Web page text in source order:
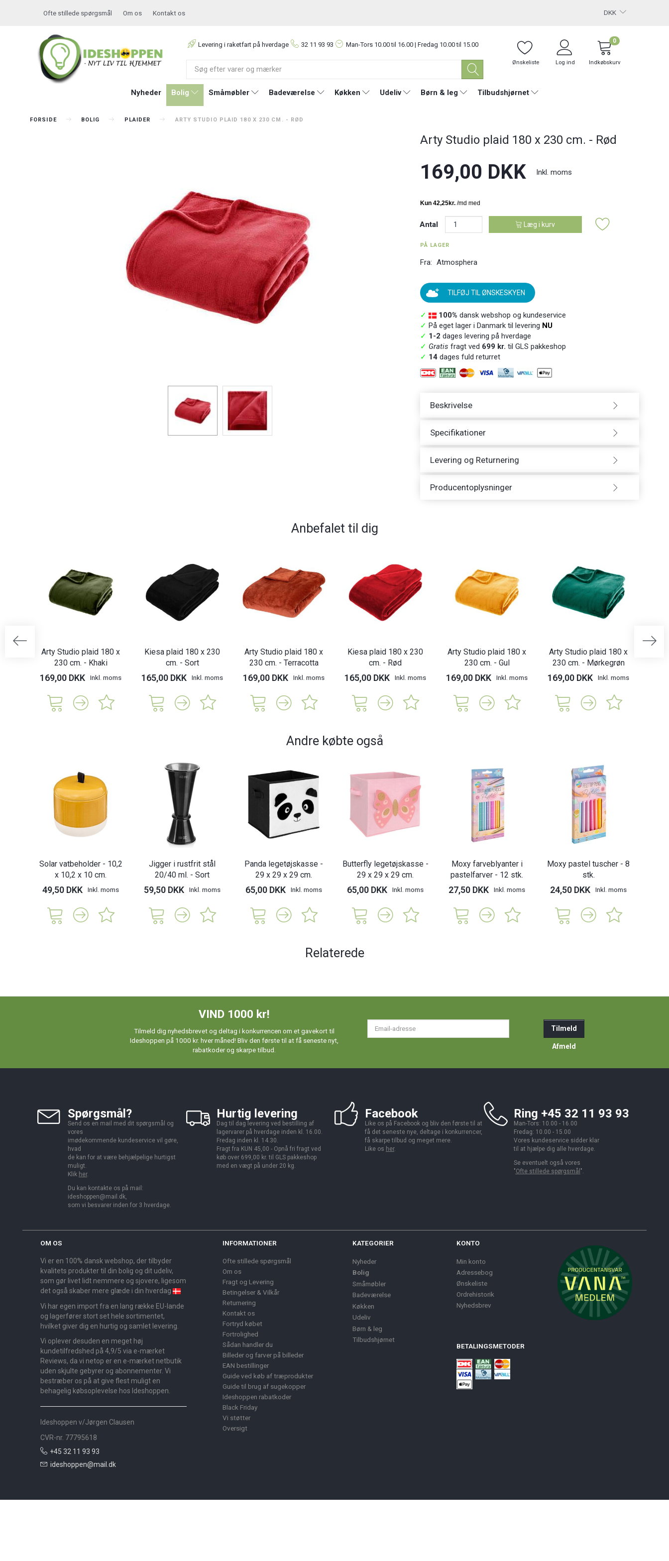
DKK
Ofte stillede spørgsmål Om os Kontakt os
Levering i raketfart på hverdage 32 11 93 93 Man-Tors 10.00 til 16.00 | Fredag 10.00 til 15.00
Ønskeliste Log ind Indkøbskurv
0
Nyheder Bolig Småmøbler Badeværelse Køkken Udeliv Børn & leg Tilbudshjørnet
FORSIDE BOLIG PLAIDER ARTY STUDIO PLAID 180 X 230 CM. - RØD
Arty Studio plaid 180 x 230 cm. - Rød
169,00 DKK Inkl. moms
Antal Læg i kurv
PÅ LAGER
Fra: Atmosphera
TILFØJ TIL ØNSKESKYEN
✓ 100% dansk webshop og kundeservice
✓ På eget lager i Danmark til levering NU
✓ 1-2 dages levering på hverdage
✓ Gratis fragt ved 699 kr. til GLS pakkeshop
✓ 14dages fuld returret
Beskrivelse
Specifikationer
Levering og Returnering
Producentoplysninger
Anbefalet til dig
Arty Studio plaid 180 x
230 cm. - Khaki
169,00 DKK Inkl. moms
Kiesa plaid 180 x 230
cm. - Sort
165,00 DKK Inkl. moms
Arty Studio plaid 180 x
230 cm. - Terracotta
169,00 DKK Inkl. moms
Kiesa plaid 180 x 230
cm. - Rød
165,00 DKK Inkl. moms
Arty Studio plaid 180 x
230 cm. - Gul
169,00 DKK Inkl. moms
Arty Studio plaid 180 x
230 cm. - Mørkegrøn
169,00 DKK Inkl. moms
Andre købte også
Solar vatbeholder - 10,2
x 10,2 x 10 cm.
49,50 DKK Inkl. moms
Jigger i rustfrit stål
20/40 ml. - Sort
59,50 DKK Inkl. moms
Panda legetøjskasse -
29 x 29 x 29 cm.
65,00 DKK Inkl. moms
Butterfly legetøjskasse -
29 x 29 x 29 cm.
65,00 DKK Inkl. moms
Moxy farveblyanter i
pastelfarver - 12 stk.
27,50 DKK Inkl. moms
Moxy pastel tuscher - 8
stk.
24,50 DKK Inkl. moms
Relaterede
VIND 1000 kr!
Tilmeld dig nyhedsbrevet og deltag i konkurrencen om et gavekort til
Ideshoppen på 1000 kr. hver måned! Bliv den første til at få seneste nyt,
rabatkoder og skarpe tilbud.
Tilmeld
Afmeld
Spørgsmål?
Send os en mail med dit spørgsmål og
vores
imødekommende kundeservice vil gøre,
hvad
de kan for at være behjælpelige hurtigst
muligt.
Klik her.
Du kan kontakte os på mail:
ideshoppen@mail.dk,
som vi besvarer inden for 3 hverdage.
Hurtig levering
Dag til dag levering ved bestilling af
lagervarer på hverdage inden kl. 16.00.
Fredag inden kl. 14.30.
Fragt fra KUN 45,00 - Opnå fri fragt ved
køb over 699,00 kr. til GLS pakkeshop
med en vægt på under 20 kg.
Facebook
Like os på Facebook og bliv den første til at
få det seneste nye, deltage i konkurrencer,
få skarpe tilbud og meget mere.
Like os her.
Ring +45 32 11 93 93
Man-Tors: 10.00 - 16.00
Fredag: 10.00 - 15.00
Vores kundeservice sidder klar
til at hjælpe dig alle hverdage.
Se eventuelt også vores
"Ofte stillede spørgsmål ".
OM OS
Vi er en 100% dansk webshop, der tilbyder
kvalitets produkter til din bolig og dit udeliv,
som gør livet lidt nemmere og sjovere, ligesom
det også skaber mere glæde i din hverdag
Vi har egen import fra en lang række EU-lande
og lagerfører stort set hele sortimentet,
hvilket giver dig en hurtig og samlet levering.
Vi oplever desuden en meget høj
kundetilfredshed på 4,9/5 via e-mærket
Reviews, da vi netop er en e-mærket netbutik
uden skjulte gebyrer og abonnementer. Vi
bestræber os på at give flest muligt en
behagelig købsoplevelse hos Ideshoppen.
Ideshoppen v/Jørgen Clausen
CVR-nr. 77795618
+45 32 11 93 93
ideshoppen@mail.dk
INFORMATIONER
Ofte stillede spørgsmål
Om os
Fragt og Levering
Betingelser & Vilkår
Returnering
Kontakt os
Fortryd købet
Fortrolighed
Sådan handler du
Billeder og farver på billeder
EAN bestillinger
Guide ved køb af træprodukter
Guide til brug af sugekopper
Ideshoppen rabatkoder
Black Friday
Vi støtter
Oversigt
KATEGORIER
Nyheder
Bolig
Småmøbler
Badeværelse
Køkken
Udeliv
Børn & leg
Tilbudshjørnet
KONTO
Min konto
Adressebog
Ønskeliste
Ordrehistorik
Nyhedsbrev
BETALINGSMETODER